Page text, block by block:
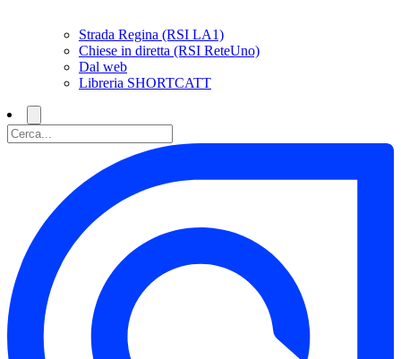
Strada Regina (RSI LA1)
Chiese in diretta (RSI ReteUno)
Dal web
Libreria SHORTCATT